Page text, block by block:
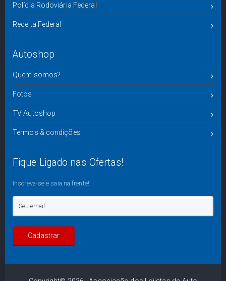
Polícia Rodoviária Federal
Receita Federal
Autoshop
Quem somos?
Fotos
TV Autoshop
Termos & condições
Fique Ligado nas Ofertas!
Inscreva-se e saia na frente!